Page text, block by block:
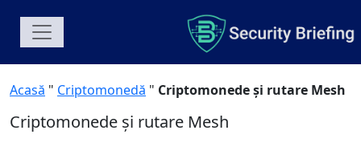
Acasă " Criptomonedă " Criptomonede și rutare Mesh
Criptomonede și rutare Mesh